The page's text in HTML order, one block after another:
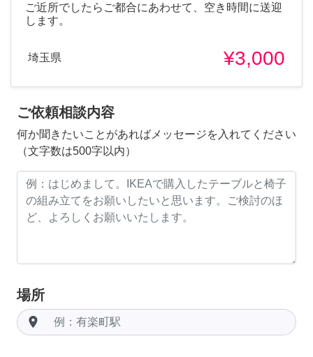
ご近所でしたらご都合にあわせて、空き時間に送迎
します。
埼玉県 ¥3,000
ご依頼相談内容
何か聞きたいことがあればメッセージを入れてください
（文字数は500字以内）
場所
room